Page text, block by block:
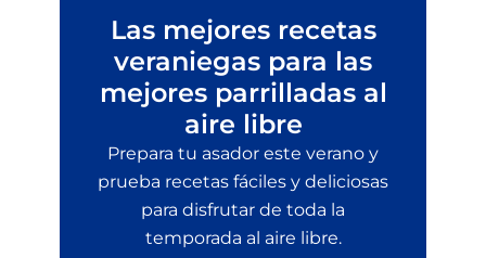
Las mejores recetas
veraniegas para las
mejores parrilladas al
aire libre
Prepara tu asador este verano y
prueba recetas fáciles y deliciosas
para disfrutar de toda la
temporada al aire libre.